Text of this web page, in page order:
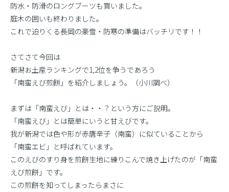
防水・防滑のロングブーツも買いました。
庭木の囲いも終わりました。
これで迫りくる長岡の豪雪・防寒の準備はバッチリです！！
さてさて今回は
新潟お土産ランキングで1,2位を争うであろう
「南蛮えび煎餅」を紹介しましょう。（小川調べ）
まずは「南蛮えび」とは・・？という方にご説明。
「南蛮えび」とは簡単にいうと甘えびです。
我が新潟では色や形が赤唐辛子（南蛮）に似ていることから
「南蛮エビ」と呼ばれています。
このえびのすり身を煎餅生地に練りこんで焼き上げたのが「南蛮
えび煎餅」です。
この煎餅を知ってしまったらまさに